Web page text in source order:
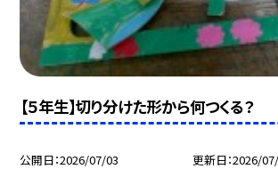
【５年生】切り分けた形から何つくる？
公開日 2026/07/03 更新日 2026/